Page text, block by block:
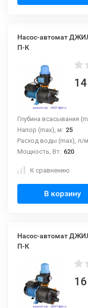
Насос-автомат
П-К
Глубина всасывания
Напор (max), м: 25
Расход воды (max), л/
Мощность, Вт: 620
К сравнению
В корзину
Насос-автомат
П-К